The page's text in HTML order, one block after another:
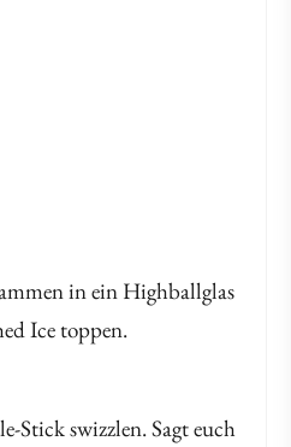
in ein Highballglas
Ice toppen.
Stick swizzlen. Sagt euch